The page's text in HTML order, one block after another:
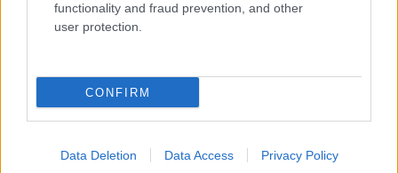
functionality and fraud prevention, and other
user protection.
CONFIRM
Data Deletion Data Access Privacy Policy
Motor Lublin|Stal Rzeszów| Stal Stalowa Wola|Wisła Kraków
Resovia|Wieczysta Kraków
Mecze dziś Wyniki LIVE Transmisje
kartki okolicznościowe